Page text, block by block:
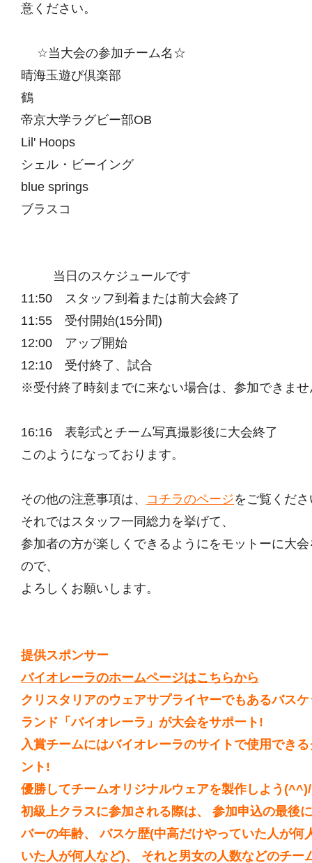
意ください。
☆当大会の参加チーム名☆
晴海玉遊び倶楽部
鶴
帝京大学ラグビー部OB
Lil' Hoops
シェル・ビーイング
blue springs
ブラスコ
当日のスケジュールです
11:50 スタッフ到着または前大会終了
11:55 受付開始(15分間)
12:00 アップ開始
12:10 受付終了、試合
※受付終了時刻までに来ない場合は、参加できませ
16:16 表彰式とチーム写真撮影後に大会終了
このようになっております。
その他の注意事項は、 コチラのページをご覧くだ
それではスタッフ一同総力を挙げて、
参加者の方が楽しくできるようにをモットーに大
ので、
よろしくお願いします。
提供スポンサー
バイオレーラのホームページはこちらから
クリスタリアのウェアサプライヤーでもあるバス
ランド「バイオレーラ」が大会をサポート!
入賞チームにはバイオレーラのサイトで使用でき
ント!
優勝してチームオリジナルウェアを製作しよう
初級上クラスに参加される際は、 参加申込の最後
バーの年齢、 バスケ歴(中高だけやっていた人が何
いた人が何人など)、 それと男女の人数などのチー